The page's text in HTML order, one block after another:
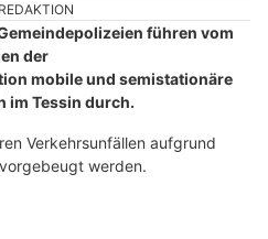
führen vom
der
mobile und semistationäre
im Tessin durch.
Verkehrsunfällen aufgrund
werden.